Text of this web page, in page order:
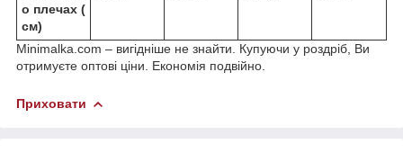
о плечах (
см)
Minimalka.com – вигідніше не знайти. Купуючи у роздріб, Ви
отримуєте оптові ціни. Економія подвійно.
Приховати